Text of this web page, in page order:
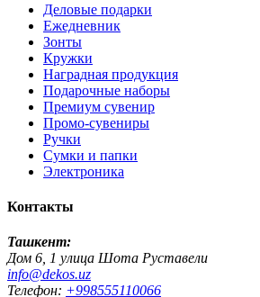
Деловые подарки
Ежедневник
Зонты
Кружки
Наградная продукция
Подарочные наборы
Премиум сувенир
Промо-сувениры
Ручки
Сумки и папки
Электроника
Контакты
Ташкент:
Дом 6, 1 улица Шота Руставели
info@dekos.uz
Телефон: +998555110066